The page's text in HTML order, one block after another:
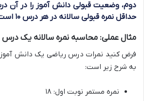
دوم، وضعیت قبولی دانش آموز را در
حداقل نمره قبولی سالانه در هر درس ۱۰ است.
مثال عملی: محاسبه نمره سالانه یک درس
فرض کنید نمرات درس ریاضی یک دانش
به شرح زیر است:
نمره مستمر نوبت اول: ۱۸